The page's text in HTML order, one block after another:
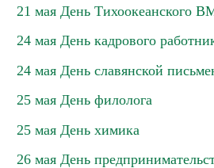
21 мая День Тихоокеанского
24 мая День кадрового
24 мая День славянской
25 мая День филолога
25 мая День химика
26 мая День